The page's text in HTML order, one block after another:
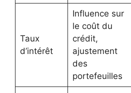
Taux
d’intérêt
Influence sur
le coût du
crédit,
ajustement
des
portefeuilles